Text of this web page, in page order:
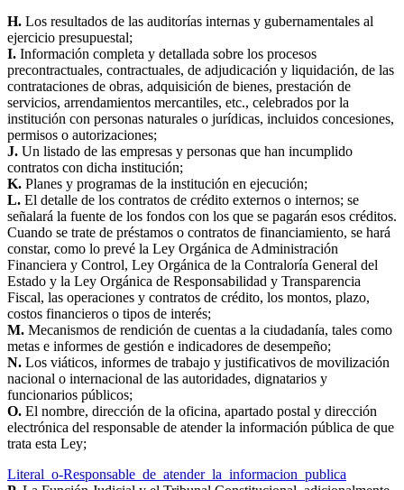
H. Los resultados de las auditorías internas y gubernamentales al
ejercicio presupuestal;
I. Información completa y detallada sobre los procesos
precontractuales, contractuales, de adjudicación y liquidación, de las
contrataciones de obras, adquisición de bienes, prestación de
servicios, arrendamientos mercantiles, etc., celebrados por la
institución con personas naturales o jurídicas, incluidos concesiones,
permisos o autorizaciones;
J. Un listado de las empresas y personas que han incumplido
contratos con dicha institución;
K. Planes y programas de la institución en ejecución;
L. El detalle de los contratos de crédito externos o internos; se
señalará la fuente de los fondos con los que se pagarán esos créditos.
Cuando se trate de préstamos o contratos de financiamiento, se hará
constar, como lo prevé la Ley Orgánica de Administración
Financiera y Control, Ley Orgánica de la Contraloría General del
Estado y la Ley Orgánica de Responsabilidad y Transparencia
Fiscal, las operaciones y contratos de crédito, los montos, plazo,
costos financieros o tipos de interés;
M. Mecanismos de rendición de cuentas a la ciudadanía, tales como
metas e informes de gestión e indicadores de desempeño;
N. Los viáticos, informes de trabajo y justificativos de movilización
nacional o internacional de las autoridades, dignatarios y
funcionarios públicos;
O. El nombre, dirección de la oficina, apartado postal y dirección
electrónica del responsable de atender la información pública de que
trata esta Ley;
Literal_o-Responsable_de_atender_la_informacion_publica